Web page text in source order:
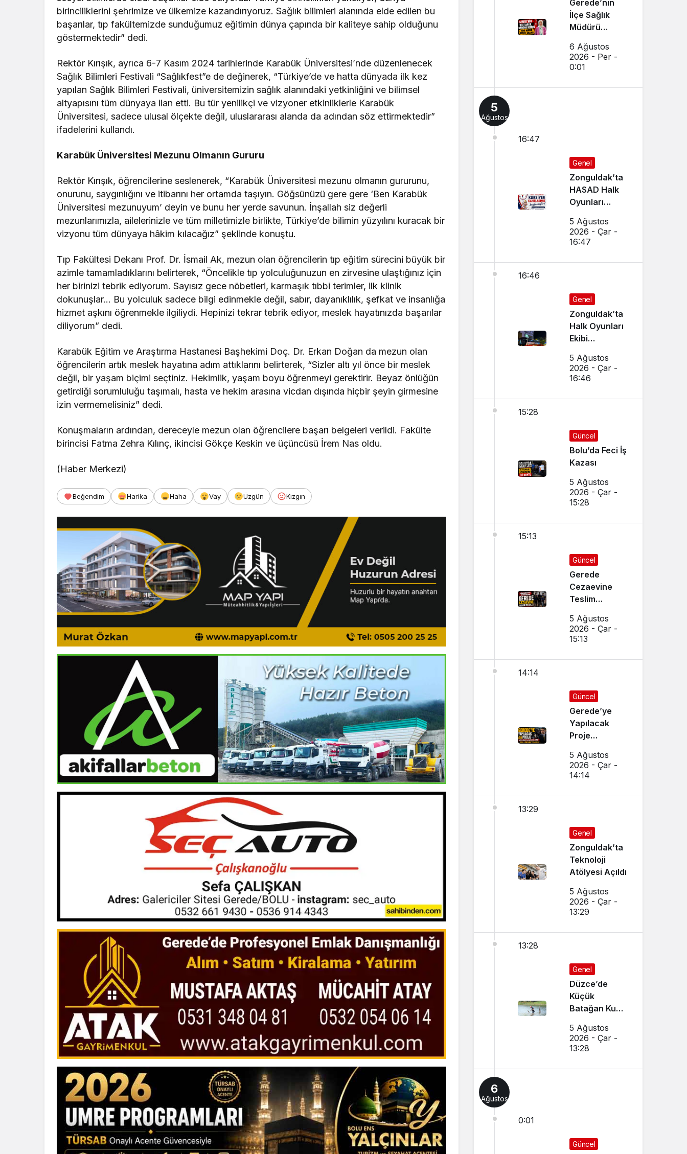
birinciliklerini şehrimize ve ülkemize kazandırıyoruz. Sağlık bilimleri alanında elde edilen bu
başarılar, tıp fakültemizde sunduğumuz eğitimin dünya çapında bir kaliteye sahip olduğunu
göstermektedir” dedi.
Rektör Kırışık, ayrıca 6-7 Kasım 2024 tarihlerinde Karabük Üniversitesi’nde düzenlenecek
Sağlık Bilimleri Festivali “Sağlıkfest”e de değinerek, “Türkiye’de ve hatta dünyada ilk kez
yapılan Sağlık Bilimleri Festivali, üniversitemizin sağlık alanındaki yetkinliğini ve bilimsel
altyapısını tüm dünyaya ilan etti. Bu tür yenilikçi ve vizyoner etkinliklerle Karabük
Üniversitesi, sadece ulusal ölçekte değil, uluslararası alanda da adından söz ettirmektedir”
ifadelerini kullandı.
Karabük Üniversitesi Mezunu Olmanın Gururu
Rektör Kırışık, öğrencilerine seslenerek, “Karabük Üniversitesi mezunu olmanın gururunu,
onurunu, saygınlığını ve itibarını her ortamda taşıyın. Göğsünüzü gere gere ‘Ben Karabük
Üniversitesi mezunuyum’ deyin ve bunu her yerde savunun. İnşallah siz değerli
mezunlarımızla, ailelerinizle ve tüm milletimizle birlikte, Türkiye’de bilimin yüzyılını kuracak bir
vizyonu tüm dünyaya hâkim kılacağız” şeklinde konuştu.
Tıp Fakültesi Dekanı Prof. Dr. İsmail Ak, mezun olan öğrencilerin tıp eğitim sürecini büyük bir
azimle tamamladıklarını belirterek, “Öncelikle tıp yolculuğunuzun en zirvesine ulaştığınız için
her birinizi tebrik ediyorum. Sayısız gece nöbetleri, karmaşık tıbbi terimler, ilk klinik
dokunuşlar… Bu yolculuk sadece bilgi edinmekle değil, sabır, dayanıklılık, şefkat ve insanlığa
hizmet aşkını öğrenmekle ilgiliydi. Hepinizi tekrar tebrik ediyor, meslek hayatınızda başarılar
diliyorum” dedi.
Karabük Eğitim ve Araştırma Hastanesi Başhekimi Doç. Dr. Erkan Doğan da mezun olan
öğrencilerin artık meslek hayatına adım attıklarını belirterek, “Sizler altı yıl önce bir meslek
değil, bir yaşam biçimi seçtiniz. Hekimlik, yaşam boyu öğrenmeyi gerektirir. Beyaz önlüğün
getirdiği sorumluluğu taşımalı, hasta ve hekim arasına vicdan dışında hiçbir şeyin girmesine
izin vermemelisiniz” dedi.
Konuşmaların ardından, dereceyle mezun olan öğrencilere başarı belgeleri verildi. Fakülte
birincisi Fatma Zehra Kılınç, ikincisi Gökçe Keskin ve üçüncüsü İrem Nas oldu.
(Haber Merkezi)
Beğendim Harika Haha Vay Üzgün Kızgın
Gerede’nin
İlçe Sağlık
Müdürü
Müdür
Göreve
6 Ağustos
2026 - Per -
0:01
5
Ağustos
16:47
Genel
Zonguldak’ta
HASAD Halk
Oyunları
Başlıyor
5 Ağustos
2026 - Çar -
16:47
16:46
Genel
Zonguldak’ta
Halk Oyunları
Ekibi
ve Sırbistan’a
Uğurlandı
5 Ağustos
2026 - Çar -
16:46
15:28
Güncel
Bolu’da Feci İş
Kazası
5 Ağustos
2026 - Çar -
15:28
15:13
Güncel
Gerede
Cezaevine
Teslim
5 Ağustos
2026 - Çar -
15:13
14:14
Güncel
Gerede’ye
Yapılacak
Proje
Ayağa
Kaldırdı:
Vali Devreye
5 Ağustos
2026 - Çar -
14:14
13:29
Genel
Zonguldak’ta
Teknoloji
Atölyesi Açıldı
5 Ağustos
2026 - Çar -
13:29
13:28
Genel
Düzce’de
Küçük
Batağan Kuşu
5 Ağustos
2026 - Çar -
13:28
6
Ağustos
0:01
Güncel